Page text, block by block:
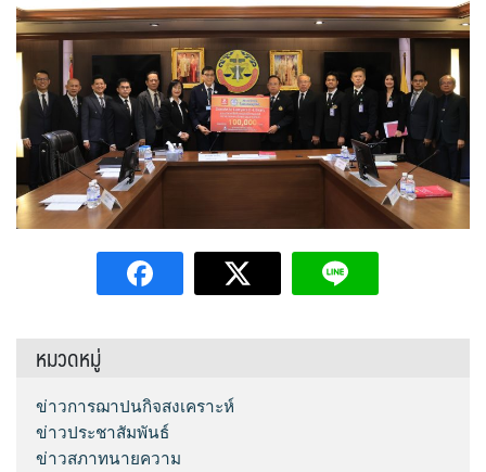
หมวดหมู่
ข่าวการฌาปนกิจสงเคราะห์
ข่าวประชาสัมพันธ์
ข่าวสภาทนายความ